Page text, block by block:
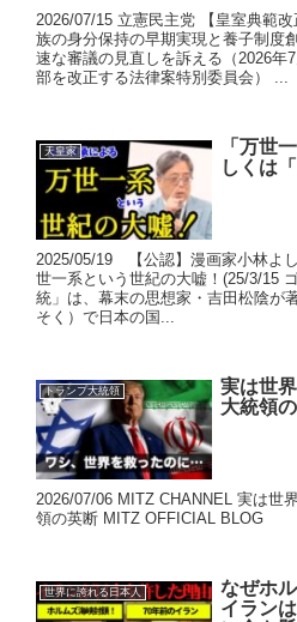
2026/07/15 立憲民主党 【皇室典範
族の身分保持の早期実現と養子制度
速な審議の見直しを訴える（2026年
部を改正する法律案特別委員会） ...
天皇家
「万世
しくは
2025/05/19 【公認】漫画家小林よ
世一系という世紀の大嘘！(25/3/15
統」は、幕末の思想家・吉田松陰が
そく）で日本の国...
トランプ大統領
実は世
大統領
2026/07/06 MITZ CHANNEL 実は世
領の英断 MITZ OFFICIAL BLOG
世界に誇れる日本人
なぜホ
イラン